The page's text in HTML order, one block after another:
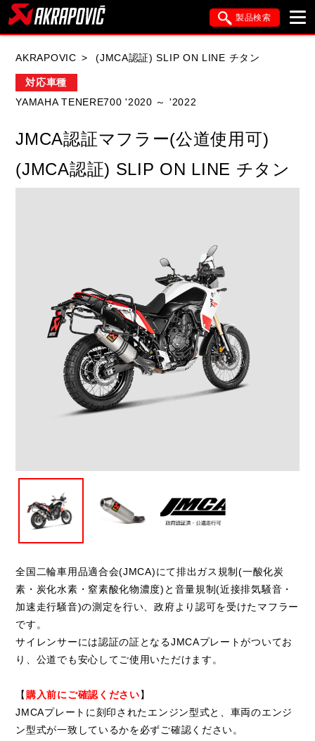
製品検索
FANTIC GASGAS GILERA
MOTO GUZZI
TRIUMPH
閉じる
AKRAPOVIC (JMCA認証) SLIP ON LINE チタン
対応車種
YAMAHA TENERE700 '2020 ～ '2022
JMCA認証マフラー(公道使用可)
(JMCA認証) SLIP ON LINE チタン
全国二輪車用品適合会(JMCA)にて排出ガス規制(一酸化炭
素・炭化水素・窒素酸化物濃度)と音量規制(近接排気騒音・
加速走行騒音)の測定を行い、政府より認可を受けたマフラー
です。
サイレンサーには認証の証となるJMCAプレートがついてお
り、公道でも安心してご使用いただけます。
【 購入前にご確認ください】
JMCAプレートに刻印されたエンジン型式と、車両のエンジ
ン型式が一致しているかを必ずご確認ください。